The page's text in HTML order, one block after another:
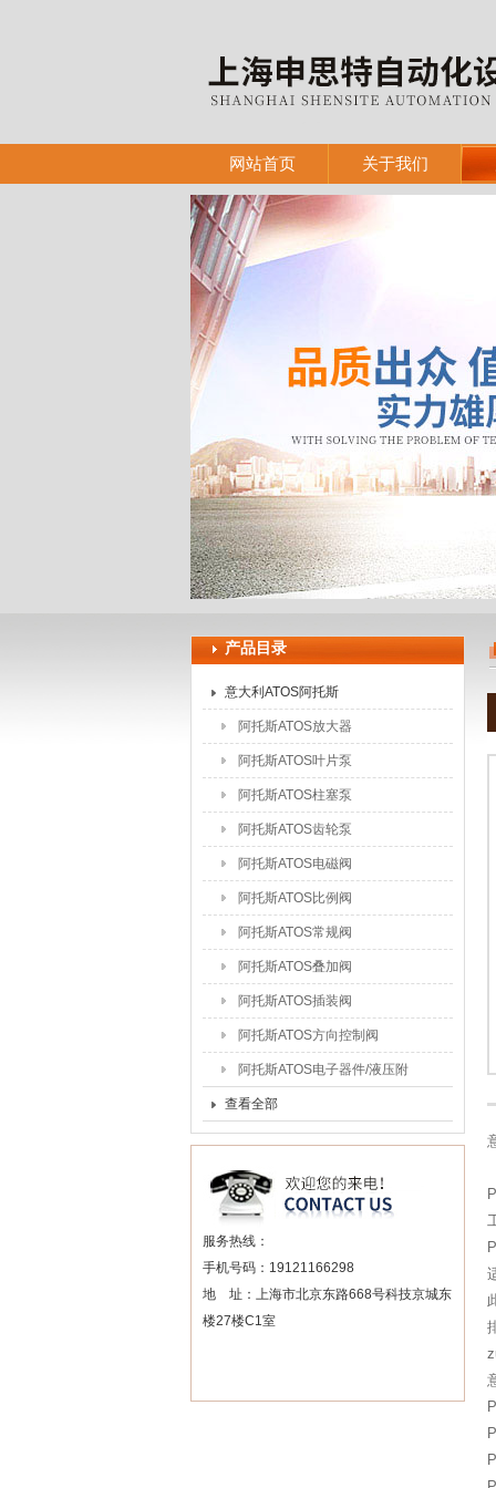
上海申思特自动化设备有限公司
网站首页 关于我们
产品目录
意大利ATOS阿托斯
阿托斯ATOS放大器
阿托斯ATOS叶片泵
阿托斯ATOS柱塞泵
阿托斯ATOS齿轮泵
阿托斯ATOS电磁阀
阿托斯ATOS比例阀
阿托斯ATOS常规阀
阿托斯ATOS叠加阀
阿托斯ATOS插装阀
阿托斯ATOS方向控制阀
阿托斯ATOS电子器件/液压附
件
查看全部
服务热线：
手机号码：19121166298
地 址：上海市北京东路668号科技京城东
楼27楼C1室